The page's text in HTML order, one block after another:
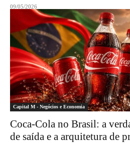
09/05/2026
Capital M - Negócios e Economia
Coca-Cola no Brasil: a
de saída e a arquitetura de